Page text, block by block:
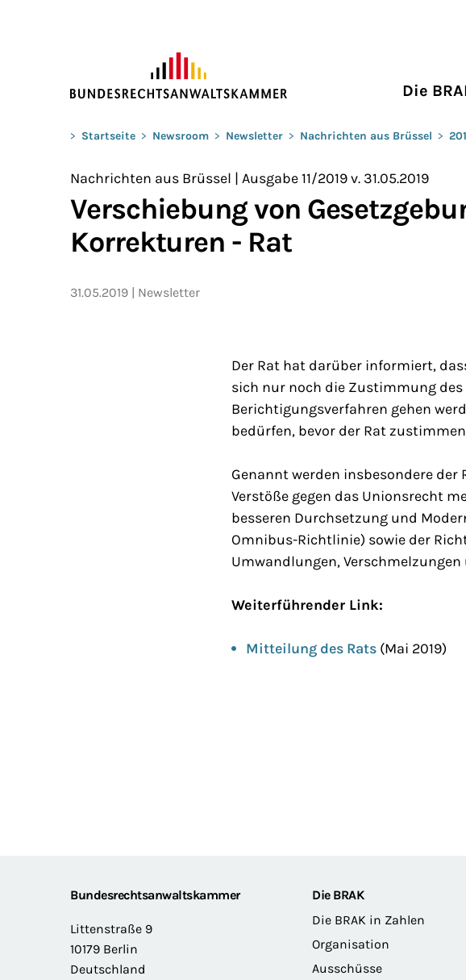
Die
Sie befinden sich hier:
> Startseite > Newsroom > Newsletter > Nachrichten aus Brüssel >
Nachrichten aus Brüssel | Ausgabe 11/2019 v. 31.05.2019
Verschiebung von
Korrekturen - Rat
31.05.2019 Newsletter
Der Rat hat darüber informiert,
sich nur noch die Zustimmung
Berichtigungsverfahren gehen
bedürfen, bevor der Rat
Genannt werden insbesondere
Verstöße gegen das Unionsrecht
besseren Durchsetzung und
Omnibus-Richtlinie) sowie der
Umwandlungen,
Weiterführender Link:
Mitteilung des Rats (Mai 2019)
FooterBundesrechtsanwaltskammer
Littenstraße 9
10179 Berlin
Deutschland
Die BRAK
Die BRAK in Zahlen
Organisation
Ausschüsse